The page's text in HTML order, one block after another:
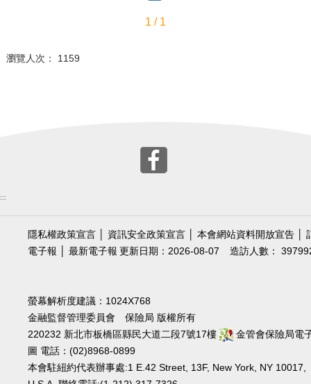
1 / 1
瀏覽人次： 1159
:::
隱私權政策宣言 資訊安全政策宣言 本會網站資料開放宣告
電子報
最新電子報 造訪人數：
更新日期：2026-08-07
螢幕解析度建議：1024X768
金融監督管理委員會 保險局 版權所有
220232 新北市板橋區縣民大道二段7號17樓
金管會保險局電
圖 電話：(02)8968-0899
本會駐紐約代表辦事處:1 E.42 Street, 13F, New York, NY 10017,